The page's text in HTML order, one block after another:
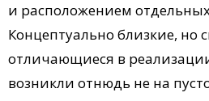
и расположением
Концептуально близкие, но
отличающиеся в
возникли отнюдь не на